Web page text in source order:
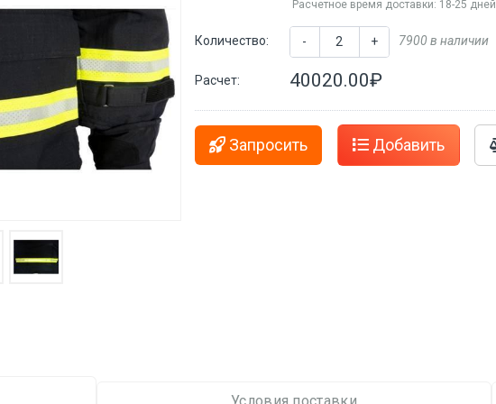
Расчетное время доставки: 18-25 дней
Количество: - + 7900 в наличии
Расчет: 40020.00₽
Запросить Добавить